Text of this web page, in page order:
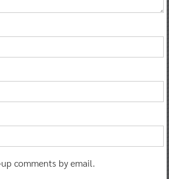
comments by email.